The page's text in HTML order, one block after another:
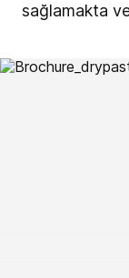
sağlamakta